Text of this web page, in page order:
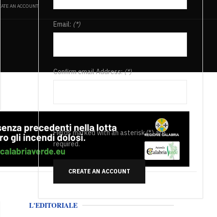
AN ACCOUNT
Email: (*)
Confirm email Address:(*)
Fields marked with an asterisk (*) are
required.
CREATE AN ACCOUNT
L'EDITORIALE